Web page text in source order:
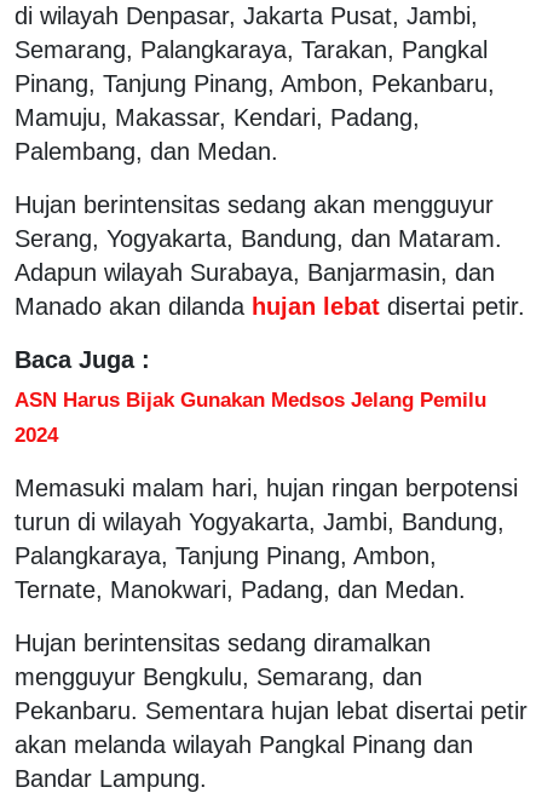
di wilayah Denpasar, Jakarta Pusat, Jambi,
Semarang, Palangkaraya, Tarakan, Pangkal
Pinang, Tanjung Pinang, Ambon, Pekanbaru,
Mamuju, Makassar, Kendari, Padang,
Palembang, dan Medan.
Hujan berintensitas sedang akan mengguyur
Serang, Yogyakarta, Bandung, dan Mataram.
Adapun wilayah Surabaya, Banjarmasin, dan
Manado akan dilanda hujan lebat disertai petir.
Baca Juga :
ASN Harus Bijak Gunakan Medsos Jelang Pemilu
2024
Memasuki malam hari, hujan ringan berpotensi
turun di wilayah Yogyakarta, Jambi, Bandung,
Palangkaraya, Tanjung Pinang, Ambon,
Ternate, Manokwari, Padang, dan Medan.
Hujan berintensitas sedang diramalkan
mengguyur Bengkulu, Semarang, dan
Pekanbaru. Sementara hujan lebat disertai petir
akan melanda wilayah Pangkal Pinang dan
Bandar Lampung.